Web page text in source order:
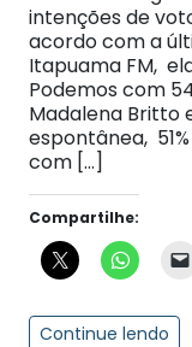
intenções de
acordo com a
Itapuama FM,
Podemos com
Madalena Britto
espontânea,
com […]
Compartilhe:
Continue lendo